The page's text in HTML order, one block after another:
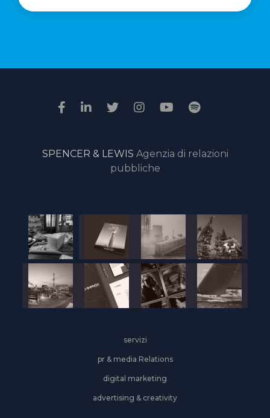
“Passione
il
della
giuria
online
SPENCER & LEWIS Agenzia di relazioni
pubbliche
servizi
pr & media Relations
digital marketing
advertising & creativity